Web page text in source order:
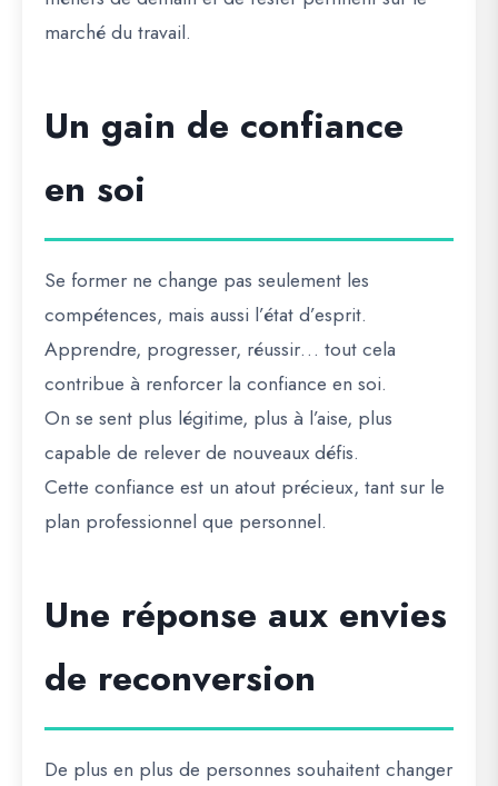
marché du travail.
Un gain de confiance
en soi
Se former ne change pas seulement les
compétences, mais aussi l’état d’esprit.
Apprendre, progresser, réussir… tout cela
contribue à renforcer la confiance en soi.
On se sent plus légitime, plus à l’aise, plus
capable de relever de nouveaux défis.
Cette confiance est un atout précieux, tant sur le
plan professionnel que personnel.
Une réponse aux envies
de reconversion
De plus en plus de personnes souhaitent changer